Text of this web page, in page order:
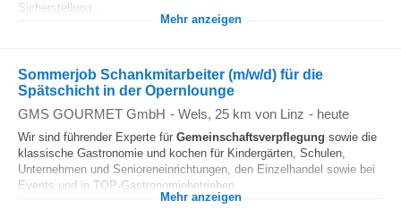
Sicherstellung...
Mehr anzeigen
Sommerjob Schankmitarbeiter (m/w/d) für die
Spätschicht in der Opernlounge
GMS GOURMET GmbH - Wels, 25 km von Linz - heute
Wir sind führender Experte für Gemeinschaftsverpflegung sowie die
klassische Gastronomie und kochen für Kindergärten, Schulen,
Unternehmen und Senioreneinrichtungen, den Einzelhandel sowie bei
Events und in TOP-Gastronomiebetrieben...
Mehr anzeigen